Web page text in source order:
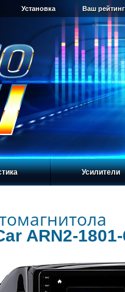
Установка Ваш
Усилители
ARN2-